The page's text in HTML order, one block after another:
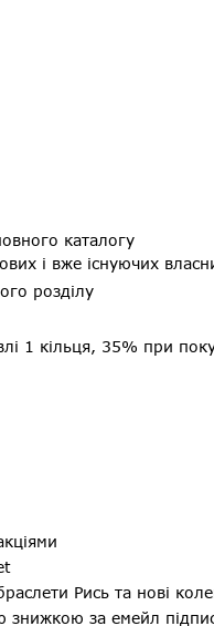
каталогу
і вже існуючих
розділу
1 кільця, 35% при
Рись та нові
знижкою за емейл